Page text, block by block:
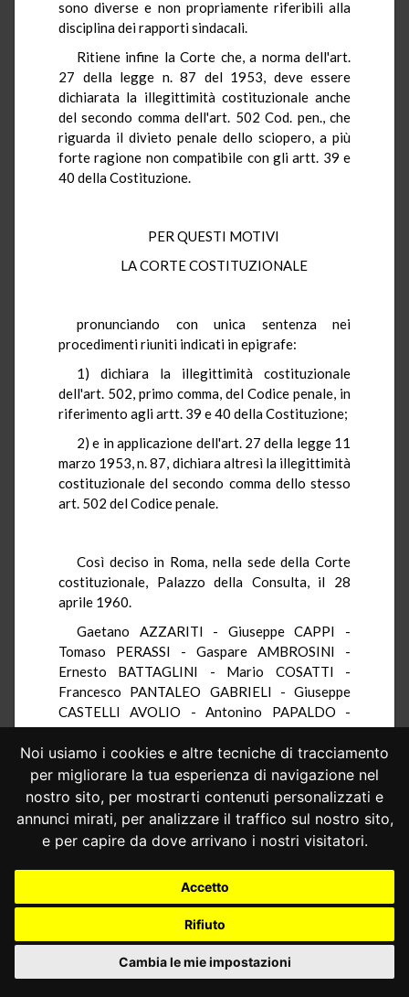
Noi usiamo i cookies e altre tecniche di tracciamento
per migliorare la tua esperienza di navigazione nel
nostro sito, per mostrarti contenuti personalizzati e
annunci mirati, per analizzare il traffico sul nostro sito,
e per capire da dove arrivano i nostri visitatori.
Accetto
Rifiuto
Cambia le mie impostazioni
sono diverse e non propriamente riferibili alla
disciplina dei rapporti sindacali.
Ritiene infine la Corte che, a norma dell'art.
27 della legge n. 87 del 1953, deve essere
dichiarata la illegittimità costituzionale anche
del secondo comma dell'art. 502 Cod. pen., che
riguarda il divieto penale dello sciopero, a più
forte ragione non compatibile con gli artt. 39 e
40 della Costituzione.
PER QUESTI MOTIVI
LA CORTE COSTITUZIONALE
pronunciando con unica sentenza nei
procedimenti riuniti indicati in epigrafe:
1) dichiara la illegittimità costituzionale
dell'art. 502, primo comma, del Codice penale, in
riferimento agli artt. 39 e 40 della Costituzione;
2) e in applicazione dell'art. 27 della legge 11
marzo 1953, n. 87, dichiara altresì la illegittimità
costituzionale del secondo comma dello stesso
art. 502 del Codice penale.
Così deciso in Roma, nella sede della Corte
costituzionale, Palazzo della Consulta, il 28
aprile 1960.
Gaetano AZZARITI - Giuseppe CAPPI -
Tomaso PERASSI - Gaspare AMBROSINI -
Ernesto BATTAGLINI - Mario COSATTI -
Francesco PANTALEO GABRIELI - Giuseppe
CASTELLI AVOLIO - Antonino PAPALDO -
Nicola JAEGER - Giovanni CASSANDRO -
Biagio PETROCELLI - Antonio MANCA - Aldo
SANDULLI - Giuseppe BRANCA.
Depositata in Cancelleria il 4 maggio 1960.